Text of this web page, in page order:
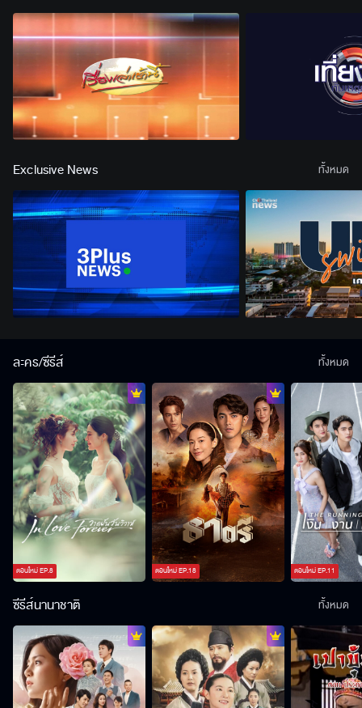
Exclusive News ทั้งหมด
ละคร/ซีรีส์
ตอนใหม่EP.8 ตอนใหม่EP.18 ตอนใหม่EP.11
ทั้งหมด
ซีรีส์นานาชาติ ทั้งหมด